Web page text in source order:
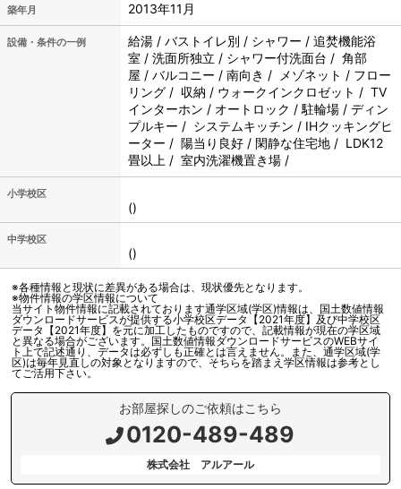
築年月 2013年11月
設備・条件の一例
給湯 / バストイレ別 / シャワー / 追焚機能浴
室 / 洗面所独立 / シャワー付洗面台 / 角部
屋 / バルコニー / 南向き / メゾネット / フロー
リング / 収納 / ウォークインクロゼット / TV
インターホン / オートロック / 駐輪場 / ディン
プルキー / システムキッチン / IHクッキングヒ
ーター / 陽当り良好 / 閑静な住宅地 / LDK12
畳以上 / 室内洗濯機置き場 /
小学校区
()
中学校区
()
※各種情報と現状に差異がある場合は、現状優先となります。
※物件情報の学区情報について
当サイト物件情報に記載されております通学区域(学区)情報は、国土数値情報
ダウンロードサービスが提供する小学校区データ【2021年度】及び中学校区
データ【2021年度】を元に加工したものですので、記載情報が現在の学区域
と異なる場合がございます。国土数値情報ダウンロードサービスのWEBサイ
ト上で記述通り、データは必ずしも正確とは言えません。また、通学区域(学
区)は毎年見直しの対象となりますので、そちらを踏まえ学区情報は参考とし
てご活用下さい。
お部屋探しのご依頼はこちら
0120-489-489
株式会社 アルアール